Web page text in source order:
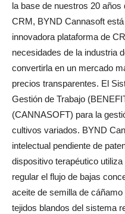
la base de nuestros 20
CRM, BYND Cannasoft
innovadora plataforma de
necesidades de la industria
convertirla en un mercado
precios transparentes. El
Gestión de Trabajo
(CANNASOFT) para la
cultivos variados. BYND
intelectual pendiente de
dispositivo terapéutico
regular el flujo de bajas
aceite de semilla de
tejidos blandos del sistema